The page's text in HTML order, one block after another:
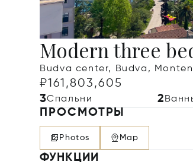
Modern three
Budva center, Budva,
₽161,803,605
3Спальни 2
ПРОСМОТРЫ
Photos Map
ФУНКЦИИ